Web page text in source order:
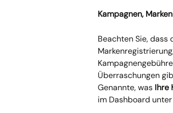
Kampagnen,
Beachten Sie, dass
Überraschungen
Genannte, was Ihre
im Dashboard unter